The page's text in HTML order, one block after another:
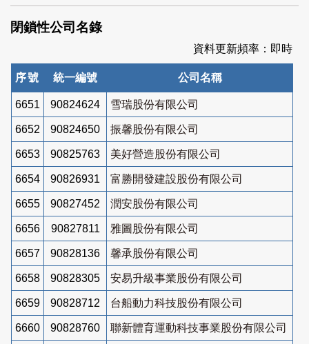
索
閉鎖性公司名錄
資料更新頻率：即時
序號 統一編號 公司名稱
6651 90824624 雪瑞股份有限公司
6652 90824650 振馨股份有限公司
6653 90825763 美好營造股份有限公司
6654 90826931 富勝開發建設股份有限公司
6655 90827452 潤安股份有限公司
6656 90827811 雅圖股份有限公司
6657 90828136 馨承股份有限公司
6658 90828305 安易升級事業股份有限公司
6659 90828712 台船動力科技股份有限公司
6660 90828760 聯新體育運動科技事業股份有限公司